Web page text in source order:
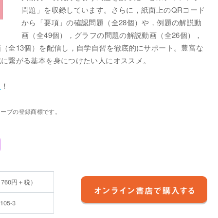
問題」を収録しています。さらに，紙面上のQRコード
から「要項」の確認問題（全28個）や，例題の解説動
画（全49個），グラフの問題の解説動画（全26個），
全13個）を配信し，自学自習を徹底的にサポート。豊富な
繋がる基本を身につけたい人にオススメ。
！
ブの登録商標です。
円＋税）
3